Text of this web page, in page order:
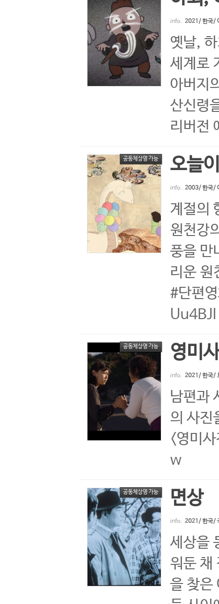
info. 2021/ 한국/
옛날,
세계로
아버지
산신령
리버전
공동체상영 가능 오늘
info. 2003/ 한국/
계절의
원천강
풍을 만
리운 원
#단편
Uu4BJI
공동체상영 가능 영미
info. 2021/ 한국/
남편과
의 사진
<영미
w
공동체상영 가능 면상
info. 2021/ 한국/
세상을
워둔 채
을 찾은